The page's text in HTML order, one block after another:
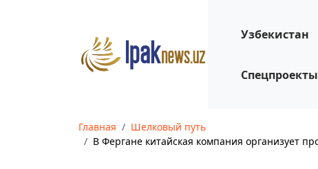
Узбекистан
Спецпроекты
Главная
Шелковый путь
В Фергане китайская компания организует